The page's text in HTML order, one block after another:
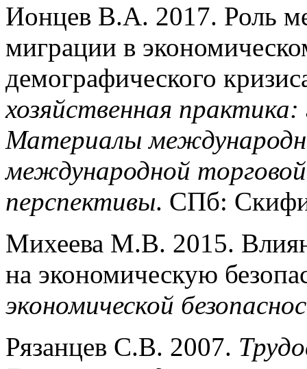
Ионцев В.А. 2017. Роль
миграции в
демографического
хозяйственная
Материалы
международной
перспективы. СПб:
Михеева М.В. 2015.
на экономическую
экономической
Рязанцев С.В. 2007.